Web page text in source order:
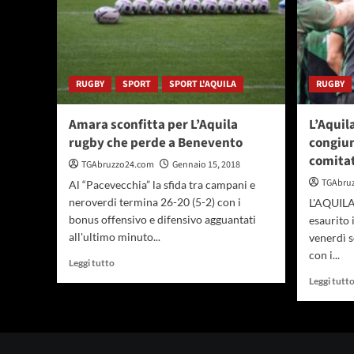
RUGBY SPORT SPORT L'AQUILA
Amara sconfitta per L’Aquila
rugby che perde a Benevento
TGAbruzzo24.com
Gennaio 15, 2018
Al “Pacevecchia” la sfida tra campani e
neroverdi termina 26-20 (5-2) con i
bonus offensivo e difensivo agguantati
all'ultimo minuto...
Leggi tuttoLeggi
RUGBY
esaurito
venerdì
con i...
Leggi tutto